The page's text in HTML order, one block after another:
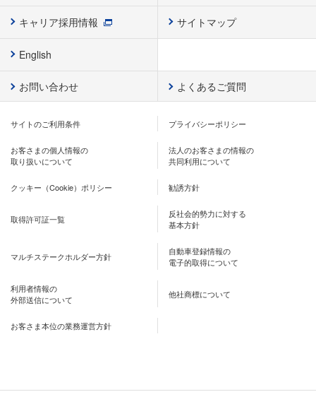
キャリア採用情報 サイトマップ
English
お問い合わせ よくあるご質問
サイトのご利用条件 プライバシーポリシー
お客さまの個人情報の
取り扱いについて
法人のお客さまの情報の
共同利用について
クッキー（Cookie）ポリシー 勧誘方針
取得許可証一覧
反社会的勢力に対する
基本方針
マルチステークホルダー方針
自動車登録情報の
電子的取得について
利用者情報の
外部送信について
他社商標について
お客さま本位の業務運営方針